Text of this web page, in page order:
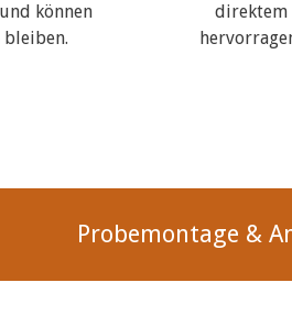
können
bleiben.
direktem
Probemontage &